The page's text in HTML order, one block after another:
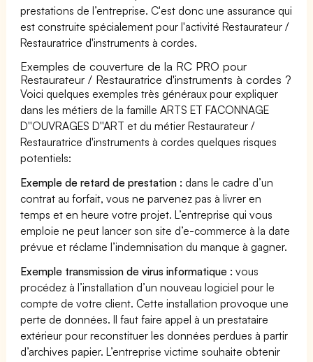
prestations de l’entreprise. C'est donc une assurance qui
est construite spécialement pour l'activité Restaurateur /
Restauratrice d'instruments à cordes.
Exemples de couverture de la RC PRO pour
Restaurateur / Restauratrice d'instruments à cordes ?
Voici quelques exemples très généraux pour expliquer
dans les métiers de la famille ARTS ET FACONNAGE
D''OUVRAGES D''ART et du métier Restaurateur /
Restauratrice d'instruments à cordes quelques risques
potentiels:
Exemple de retard de prestation : dans le cadre d’un
contrat au forfait, vous ne parvenez pas à livrer en
temps et en heure votre projet. L’entreprise qui vous
emploie ne peut lancer son site d’e-commerce à la date
prévue et réclame l’indemnisation du manque à gagner.
Exemple transmission de virus informatique : vous
procédez à l’installation d’un nouveau logiciel pour le
compte de votre client. Cette installation provoque une
perte de données. Il faut faire appel à un prestataire
extérieur pour reconstituer les données perdues à partir
d’archives papier. L’entreprise victime souhaite obtenir